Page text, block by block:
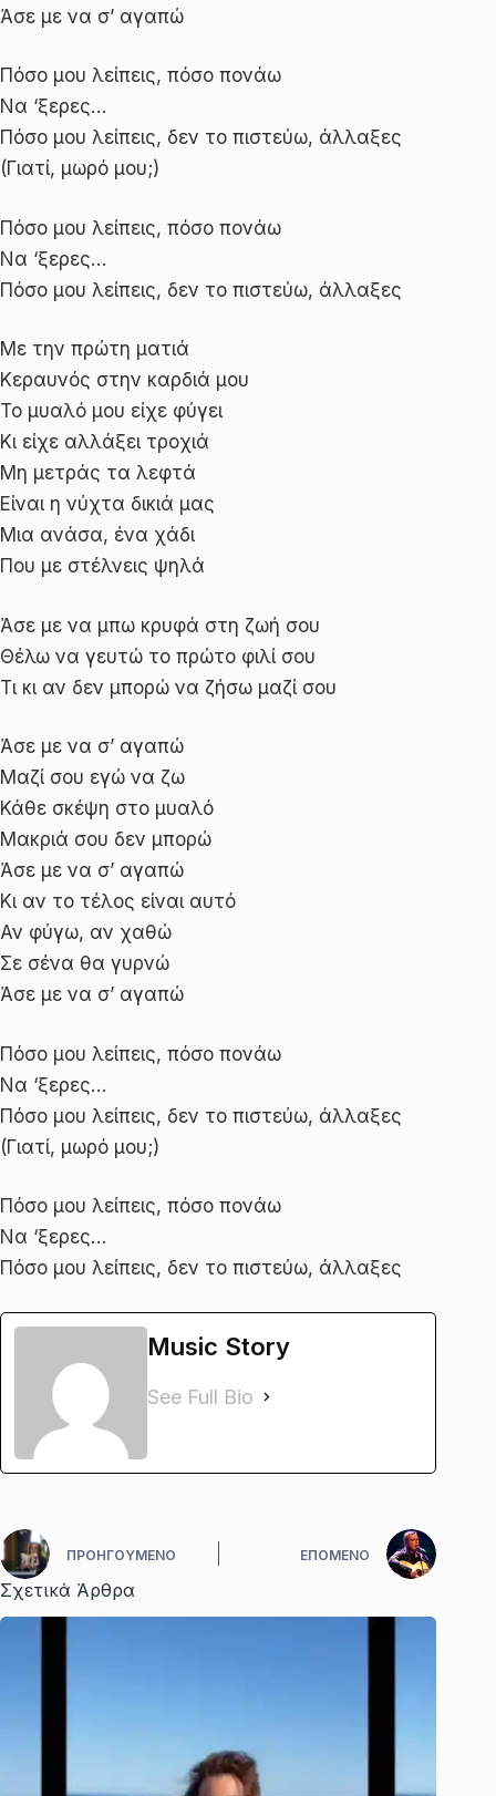
Άσε με να σ’ αγαπώ
Πόσο μου λείπεις, πόσο πονάω
Να ‘ξερες…
Πόσο μου λείπεις, δεν το πιστεύω, άλλαξες
(Γιατί, μωρό μου;)
Πόσο μου λείπεις, πόσο πονάω
Να ‘ξερες…
Πόσο μου λείπεις, δεν το πιστεύω, άλλαξες
Με την πρώτη ματιά
Κεραυνός στην καρδιά μου
Το μυαλό μου είχε φύγει
Κι είχε αλλάξει τροχιά
Μη μετράς τα λεφτά
Είναι η νύχτα δικιά μας
Μια ανάσα, ένα χάδι
Που με στέλνεις ψηλά
Άσε με να μπω κρυφά στη ζωή σου
Θέλω να γευτώ το πρώτο φιλί σου
Τι κι αν δεν μπορώ να ζήσω μαζί σου
Άσε με να σ’ αγαπώ
Μαζί σου εγώ να ζω
Κάθε σκέψη στο μυαλό
Μακριά σου δεν μπορώ
Άσε με να σ’ αγαπώ
Κι αν το τέλος είναι αυτό
Αν φύγω, αν χαθώ
Σε σένα θα γυρνώ
Άσε με να σ’ αγαπώ
Πόσο μου λείπεις, πόσο πονάω
Να ‘ξερες…
Πόσο μου λείπεις, δεν το πιστεύω, άλλαξες
(Γιατί, μωρό μου;)
Πόσο μου λείπεις, πόσο πονάω
Να ‘ξερες…
Πόσο μου λείπεις, δεν το πιστεύω, άλλαξες
Music Story
See Full Bio
ΠΡΟΗΓΟΎΜΕΝΟ ΕΠΌΜΕΝΟ
Σχετικά Άρθρα